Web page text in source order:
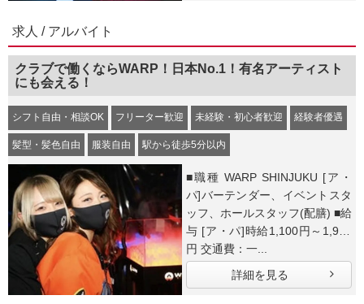
求人 / アルバイト
クラブで働くならWARP！日本No.1！有名アーティスト
にも会える！
シフト自由・相談OK フリーター歓迎 未経験・初心者歓迎 経験者優遇
髪型・髪色自由 服装自由 駅から徒歩5分以内
■職種 WARP SHINJUKU [ア・
パ]バーテンダー、イベントスタ
ッフ、ホールスタッフ(配膳) ■給
与 [ア・パ]時給1,100円～1,938
円 交通費：一...
詳細を見る